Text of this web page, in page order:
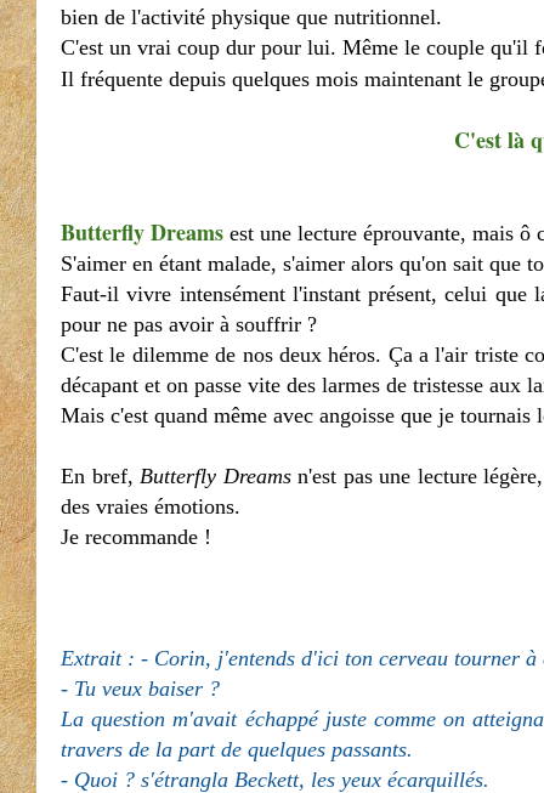
bien de l'activité physique que nutritionnel.
C'est un vrai coup dur pour lui. Même le couple qu'il
Il fréquente depuis quelques mois maintenant le
C'est là
Butterfly Dreams est une lecture éprouvante, mais
S'aimer en étant malade, s'aimer alors qu'on sait
Faut-il vivre intensément l'instant présent, celui
pour ne pas avoir à souffrir ?
C'est le dilemme de nos deux héros. Ça a l'air triste
décapant et on passe vite des larmes de tristesse
Mais c'est quand même avec angoisse que je
En bref,Butterfly Dreamsn'est pas une lecture
des vraies émotions.
Je recommande !
Extrait : - Corin, j'entends d'ici ton cerveau tourner
- Tu veux baiser ?
La question m'avait échappé juste comme on
travers de la part de quelques passants.
- Quoi ? s'étrangla Beckett, les yeux écarquillés.